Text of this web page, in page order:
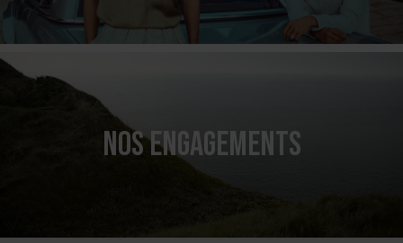
NOS ENGAGEMENTS